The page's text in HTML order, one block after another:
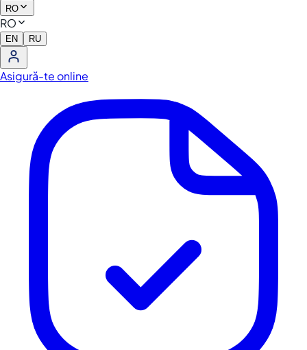
RO
RO
EN RU
Asigură-te online